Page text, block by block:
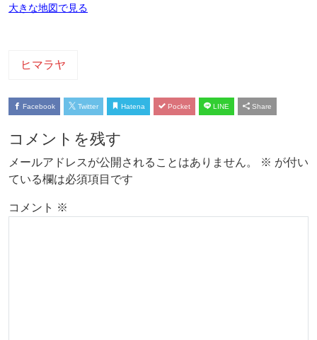
大きな地図で見る
ヒマラヤ
Facebook Twitter Hatena Pocket LINE Share
コメントを残す
メールアドレスが公開されることはありません。 ※ が付い
ている欄は必須項目です
コメント ※